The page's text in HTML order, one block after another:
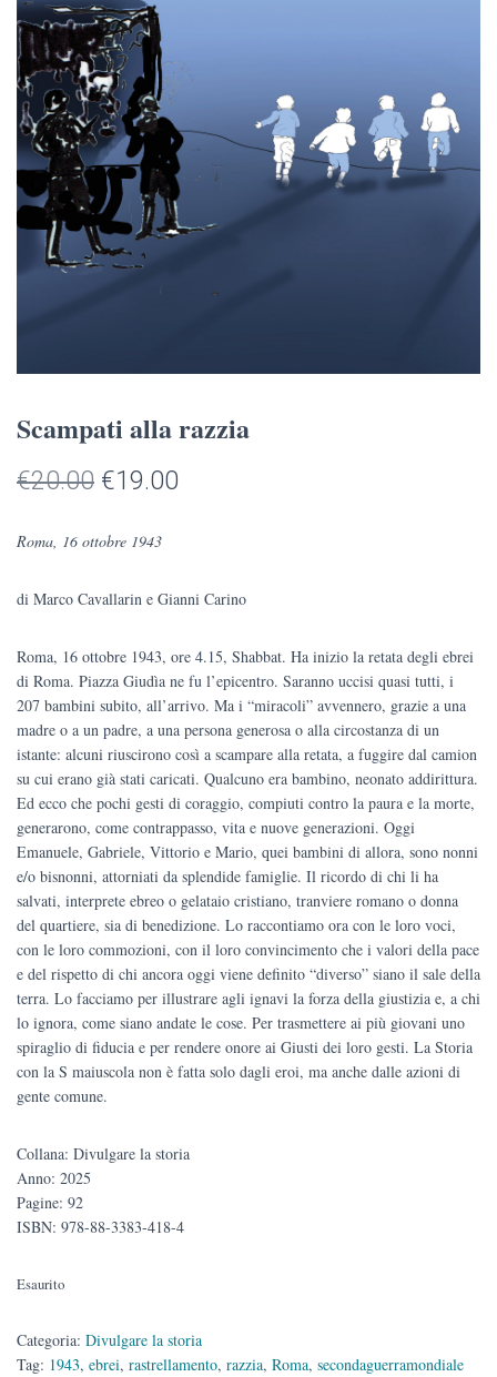
Scampati alla razzia
€20.00 Il
era:
€20.00.
€19.00
è:
€19.00.
Roma, 16 ottobre 1943
di Marco Cavallarin e Gianni Carino
Roma, 16 ottobre 1943, ore 4.15, Shabbat. Ha inizio la retata degli ebrei
di Roma. Piazza Giudìa ne fu l’epicentro. Saranno uccisi quasi tutti, i
207 bambini subito, all’arrivo. Ma i “miracoli” avvennero, grazie a una
madre o a un padre, a una persona generosa o alla circostanza di un
istante: alcuni riuscirono così a scampare alla retata, a fuggire dal camion
su cui erano già stati caricati. Qualcuno era bambino, neonato addirittura.
Ed ecco che pochi gesti di coraggio, compiuti contro la paura e la morte,
generarono, come contrappasso, vita e nuove generazioni. Oggi
Emanuele, Gabriele, Vittorio e Mario, quei bambini di allora, sono nonni
e/o bisnonni, attorniati da splendide famiglie. Il ricordo di chi li ha
salvati, interprete ebreo o gelataio cristiano, tranviere romano o donna
del quartiere, sia di benedizione. Lo raccontiamo ora con le loro voci,
con le loro commozioni, con il loro convincimento che i valori della pace
e del rispetto di chi ancora oggi viene definito “diverso” siano il sale della
terra. Lo facciamo per illustrare agli ignavi la forza della giustizia e, a chi
lo ignora, come siano andate le cose. Per trasmettere ai più giovani uno
spiraglio di fiducia e per rendere onore ai Giusti dei loro gesti. La Storia
con la S maiuscola non è fatta solo dagli eroi, ma anche dalle azioni di
gente comune.
Collana: Divulgare la storia
Anno: 2025
Pagine: 92
ISBN: 978-88-3383-418-4
Esaurito
Categoria: Divulgare la storia
Tag: 1943, ebrei, rastrellamento, razzia, Roma, secondaguerramondiale